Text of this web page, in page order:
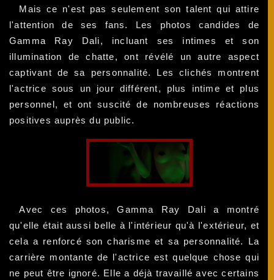
Mais ce n'est pas seulement son talent qui attire
l'attention de ses fans. Les photos candides de
Gamma Ray Dali, incluant ses intimes et son
illumination de chatte, ont révélé un autre aspect
captivant de sa personnalité. Les clichés montrent
l'actrice sous un jour différent, plus intime et plus
personnel, et ont suscité de nombreuses réactions
positives auprès du public.
Avec ces photos, Gamma Ray Dali a montré
qu'elle était aussi belle à l'intérieur qu'à l'extérieur, et
cela a renforcé son charisme et sa personnalité. La
carrière montante de l'actrice est quelque chose qui
ne peut être ignoré. Elle a déjà travaillé avec certains